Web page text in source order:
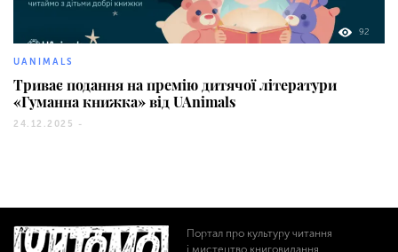
92
UANIMALS
Триває подання на премію дитячої літератури
«Гуманна книжка» від UAnimals
24.12.2025 -
Портал про культуру читання
і мистецтво книговидання